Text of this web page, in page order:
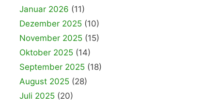
Januar 2026 (11)
Dezember 2025 (10)
November 2025 (15)
Oktober 2025 (14)
September 2025 (18)
August 2025 (28)
Juli 2025 (20)